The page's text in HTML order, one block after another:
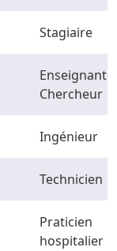
Stagiaire
Enseignant-
Chercheur
Ingénieur
Technicien
Praticien
hospitalier